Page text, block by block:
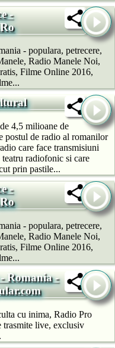
-
- populara, petrecere,
Radio Manele Noi,
Filme Online 2016,
4,5 milioane de
postul de radio al romanilor
care face transmisiuni
radiofonic si care
prin pastile...
-
- populara, petrecere,
Radio Manele Noi,
Filme Online 2016,
Romania -
cu inima, Radio Pro
trasmite live, exclusiv